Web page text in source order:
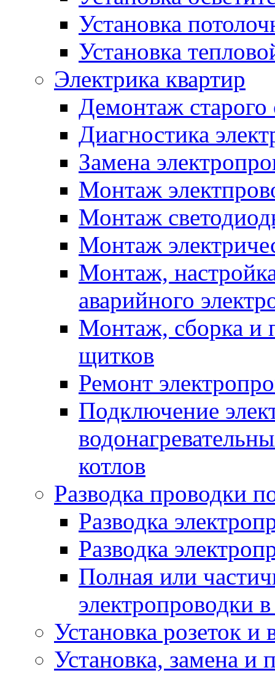
Установка
Установка
Электрика квартир
Демонтаж старого
Диагностика
Замена
Монтаж
Монтаж
Монтаж
Монтаж,
аварийного
Монтаж, сборка и
щитков
Ремонт
Подключение
котлов
Разводка проводки
Разводка
Разводка
Полная или
электропроводки
Установка розеток и
Установка, замена и